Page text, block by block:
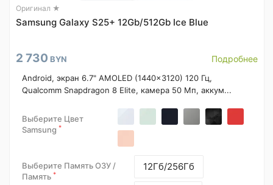
Оригинал ★
Samsung Galaxy S25+ 12Gb/512Gb Ice Blue
2 730 BYN Подробнее
Android, экран 6.7" AMOLED (1440x3120) 120 Гц,
Qualcomm Snapdragon 8 Elite, камера 50 Мп, аккум...
Выберите Цвет
Samsung *
Выберите Память ОЗУ /
Память *
12Гб/256Гб